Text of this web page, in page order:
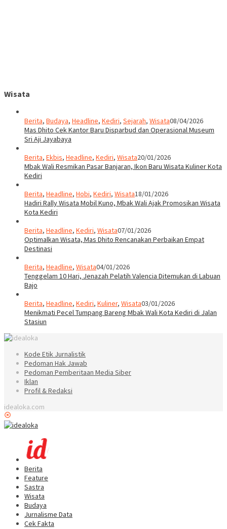
Wisata
Berita, Budaya, Headline, Kediri, Sejarah, Wisata08/04/2026
Mas Dhito Cek Kantor Baru Disparbud dan Operasional Museum
Sri Aji Jayabaya
Berita, Ekbis, Headline, Kediri, Wisata20/01/2026
Mbak Wali Resmikan Pasar Banjaran, Ikon Baru Wisata Kuliner Kota
Kediri
Berita, Headline, Hobi, Kediri, Wisata18/01/2026
Hadiri Rally Wisata Mobil Kuno, Mbak Wali Ajak Promosikan Wisata
Kota Kediri
Berita, Headline, Kediri, Wisata07/01/2026
Optimalkan Wisata, Mas Dhito Rencanakan Perbaikan Empat
Destinasi
Berita, Headline, Wisata04/01/2026
Tenggelam 10 Hari, Jenazah Pelatih Valencia Ditemukan di Labuan
Bajo
Berita, Headline, Kediri, Kuliner, Wisata03/01/2026
Menikmati Pecel Tumpang Bareng Mbak Wali Kota Kediri di Jalan
Stasiun
Kode Etik Jurnalistik
Pedoman Hak Jawab
Pedoman Pemberitaan Media Siber
Iklan
Profil & Redaksi
idealoka.com
Berita
Feature
Sastra
Wisata
Budaya
Jurnalisme Data
Cek Fakta